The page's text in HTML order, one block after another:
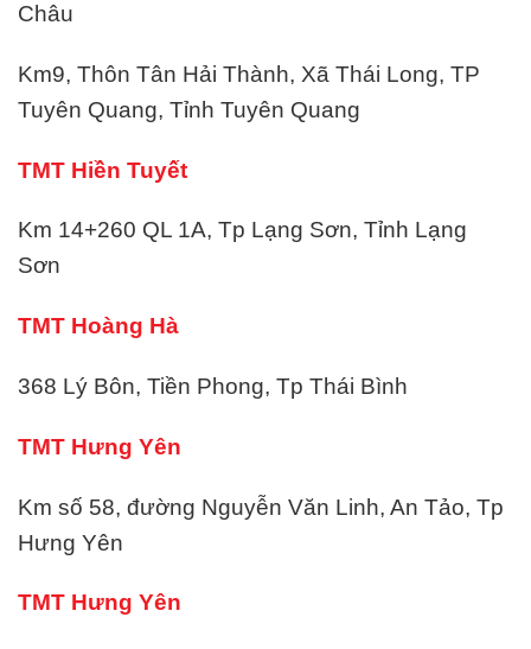
Châu
Km9, Thôn Tân Hải Thành, Xã Thái Long, TP
Tuyên Quang, Tỉnh Tuyên Quang
TMT Hiền Tuyết
Km 14+260 QL 1A, Tp Lạng Sơn, Tỉnh Lạng
Sơn
TMT Hoàng Hà
368 Lý Bôn, Tiền Phong, Tp Thái Bình
TMT Hưng Yên
Km số 58, đường Nguyễn Văn Linh, An Tảo, Tp
Hưng Yên
TMT Hưng Yên